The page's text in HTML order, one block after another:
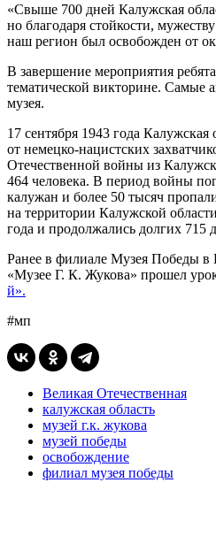
«Свыше 700 дней Калужская
но благодаря стойкости,
наш регион был освобожден от
В завершение мероприятия
тематической викторине. Самые
музея.
17 сентября 1943 года
от немецко-нацистских
Отечественной войны из
464 человека. В период войны
калужан и более 50 тысяч
на территории Калужской
года и продолжались долгих 715
Ранее в филиале Музея Победы
«Музее Г. К. Жукова» прошел
й».
#мп
Великая Отечественная
калужская область
музей г.к. жукова
музей победы
освобождение
филиал музея победы